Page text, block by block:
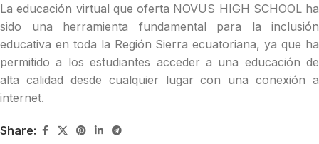
La educación virtual que oferta NOVUS HIGH SCHOOL ha
sido una herramienta fundamental para la inclusión
educativa en toda la Región Sierra ecuatoriana, ya que ha
permitido a los estudiantes acceder a una educación de
alta calidad desde cualquier lugar con una conexión a
internet.
Share: